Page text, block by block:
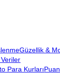
Güzellik &
Veriler
Para Kurları